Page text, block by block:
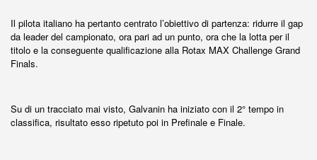
Il pilota italiano ha pertanto centrato l’obiettivo di partenza: ridurre il gap
da leader del campionato, ora pari ad un punto, ora che la lotta per il
titolo e la conseguente qualificazione alla Rotax MAX Challenge Grand
Finals.
Su di un tracciato mai visto, Galvanin ha iniziato con il 2° tempo in
classifica, risultato esso ripetuto poi in Prefinale e Finale.